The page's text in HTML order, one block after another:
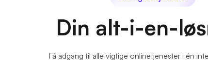
Din alt-i-en-
Få adgang til alle vigtige onlinetjenester i én